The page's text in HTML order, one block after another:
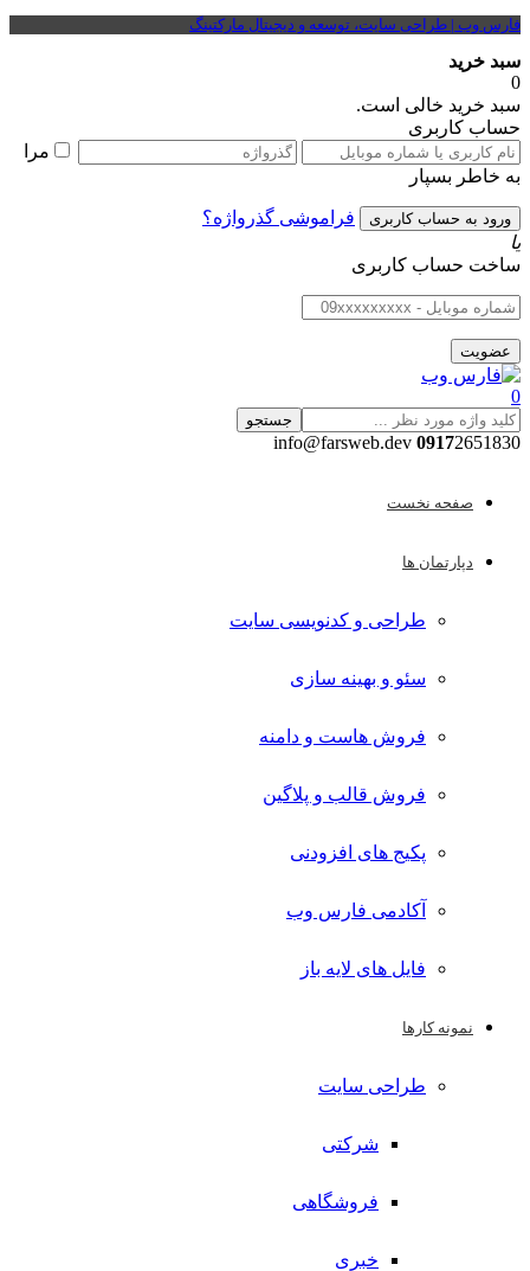
فارس وب | طراحی سایت، توسعه و دیجیتال مارکتینگ
سبد خرید
0
سبد خرید خالی است.
حساب کاربری
مرا
به خاطر بسپار
فراموشی گذرواژه؟
یا
ساخت حساب کاربری
0
جستجو
09172651830 info@farsweb.dev
صفحه نخست
دپارتمان ها
طراحی و کدنویسی سایت
سئو و بهینه سازی
فروش هاست و دامنه
فروش قالب و پلاگین
پکیج های افزودنی
آکادمی فارس وب
فایل های لایه باز
نمونه کارها
طراحی سایت
شرکتی
فروشگاهی
خبری